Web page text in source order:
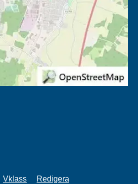
Vklass Redigera